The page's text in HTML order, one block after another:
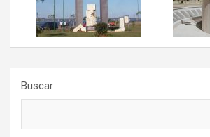
Buscar